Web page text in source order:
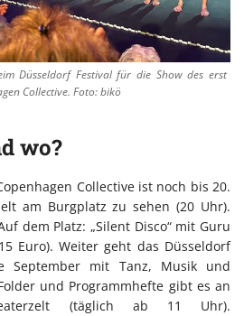
Düsseldorf Festival für die Show des erst
Collective. Foto: bikö
wo?
Collective ist noch bis 20.
am Burgplatz zu sehen (20 Uhr).
dem Platz: „Silent Disco“ mit Guru
Euro). Weiter geht das Düsseldorf
September mit Tanz, Musik und
und Programmhefte gibt es an
(täglich ab 11 Uhr).